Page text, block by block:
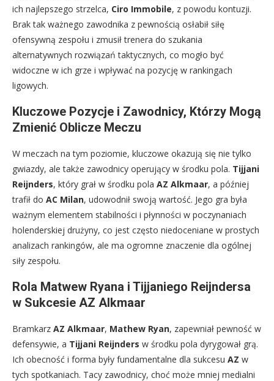
ich najlepszego strzelca, Ciro Immobile, z powodu kontuzji.
Brak tak ważnego zawodnika z pewnością osłabił siłę
ofensywną zespołu i zmusił trenera do szukania
alternatywnych rozwiązań taktycznych, co mogło być
widoczne w ich grze i wpływać na pozycję w rankingach
ligowych.
Kluczowe Pozycje i Zawodnicy, Którzy Mogą
Zmienić Oblicze Meczu
W meczach na tym poziomie, kluczowe okazują się nie tylko
gwiazdy, ale także zawodnicy operujący w środku pola. Tijjani
Reijnders, który grał w środku pola AZ Alkmaar, a później
trafił do AC Milan, udowodnił swoją wartość. Jego gra była
ważnym elementem stabilności i płynności w poczynaniach
holenderskiej drużyny, co jest często niedoceniane w prostych
analizach rankingów, ale ma ogromne znaczenie dla ogólnej
siły zespołu.
Rola Matwew Ryana i Tijjaniego Reijndersa
w Sukcesie AZ Alkmaar
Bramkarz AZ Alkmaar, Mathew Ryan, zapewniał pewność w
defensywie, a Tijjani Reijnders w środku pola dyrygował grą.
Ich obecność i forma były fundamentalne dla sukcesu AZ w
tych spotkaniach. Tacy zawodnicy, choć może mniej medialni